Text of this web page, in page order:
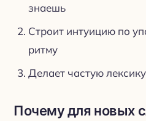
знаешь
Строит интуицию по
ритму
Делает частую
Почему для новых